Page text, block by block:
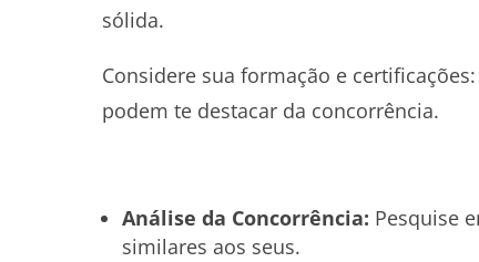
sólida.
Considere sua formação e
podem te destacar da concorrência.
Análise da Concorrência: Pesquise
similares aos seus.